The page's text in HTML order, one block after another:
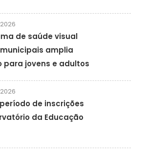
de saúde visual
amplia
para jovens e adultos
de inscrições
da Educação